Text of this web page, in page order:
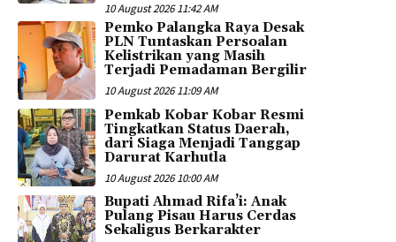
10 August 2026 11:42 AM
Pemko Palangka Raya Desak
PLN Tuntaskan Persoalan
Kelistrikan yang Masih
Terjadi Pemadaman Bergilir
10 August 2026 11:09 AM
Pemkab Kobar Kobar Resmi
Tingkatkan Status Daerah,
dari Siaga Menjadi Tanggap
Darurat Karhutla
10 August 2026 10:00 AM
Bupati Ahmad Rifa’i: Anak
Pulang Pisau Harus Cerdas
Sekaligus Berkarakter